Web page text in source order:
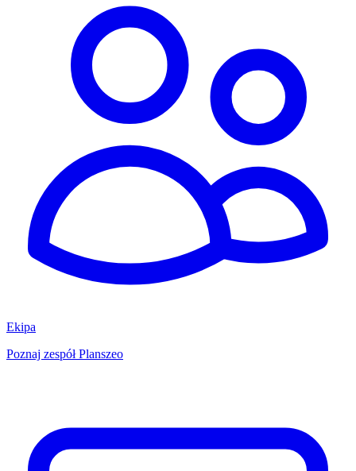
Ekipa
Poznaj zespół Planszeo